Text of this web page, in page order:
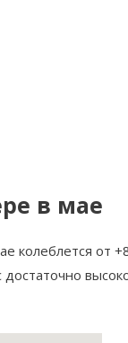
в мае
колеблется от
достаточно